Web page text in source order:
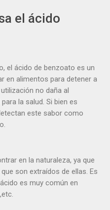
el ácido
el ácido de benzoato es un
en alimentos para detener a
no daña al
la salud. Si bien es
este sabor como
en la naturaleza, ya que
son extraídos de ellas. Es
es muy común en